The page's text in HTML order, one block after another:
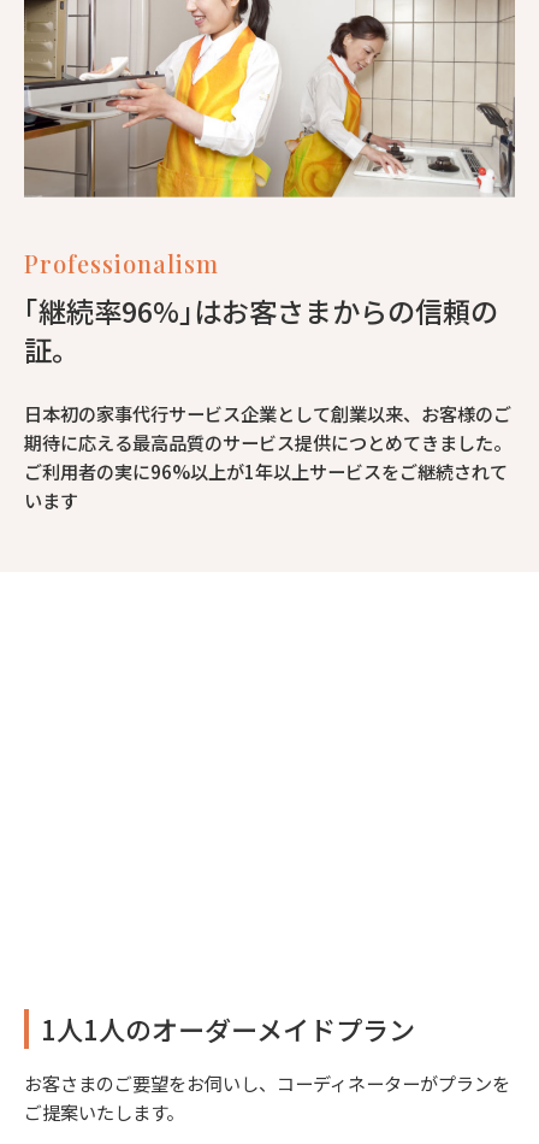
Professionalism
｢継続率96%｣はお客さまからの信頼の
証。
日本初の家事代行サービス企業として創業以来、お客様のご
期待に応える最高品質のサービス提供につとめてきました。
ご利用者の実に96%以上が1年以上サービスをご継続されて
います
1人1人のオーダーメイドプラン
お客さまのご要望をお伺いし、コーディネーターがプランを
ご提案いたします。